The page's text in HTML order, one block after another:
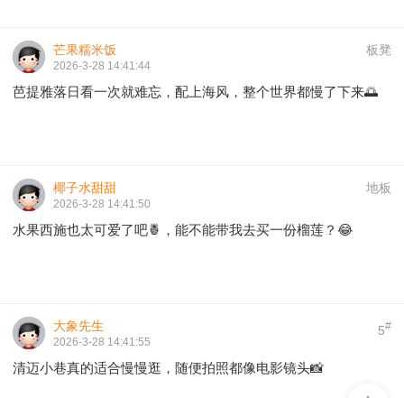
板凳
芒果糯米饭
2026-3-28 14:41:44
芭提雅落日看一次就难忘，配上海风，整个世界都慢了下来🌅
地板
椰子水甜甜
2026-3-28 14:41:50
水果西施也太可爱了吧🍍，能不能带我去买一份榴莲？😂
5#
大象先生
2026-3-28 14:41:55
清迈小巷真的适合慢慢逛，随便拍照都像电影镜头📸